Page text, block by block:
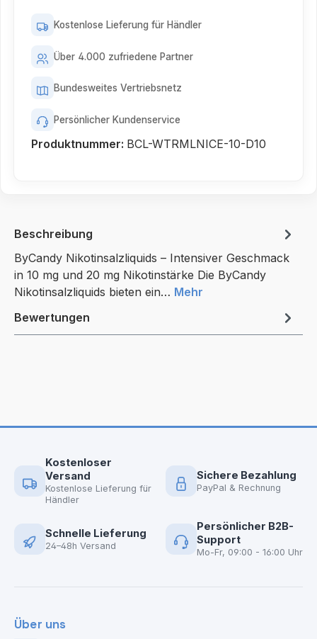
Kostenlose Lieferung für Händler
Über 4.000 zufriedene Partner
Bundesweites Vertriebsnetz
Persönlicher Kundenservice
Produktnummer: BCL-WTRMLNICE-10-D10
Beschreibung
ByCandy Nikotinsalzliquids – Intensiver Geschmack
in 10 mg und 20 mg Nikotinstärke Die ByCandy
Nikotinsalzliquids bieten ein… Mehr
Bewertungen
Kostenloser
Versand
Kostenlose Lieferung für
Händler
Sichere Bezahlung
PayPal & Rechnung
Schnelle Lieferung
24–48h Versand
Persönlicher B2B-
Support
Mo-Fr, 09:00 - 16:00 Uhr
Über uns